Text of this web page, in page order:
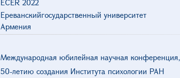
ECER 2022
Ереванскийгосударственный университет
Армения
Международная юбилейная научная
50-летию создания Института психологии РАН